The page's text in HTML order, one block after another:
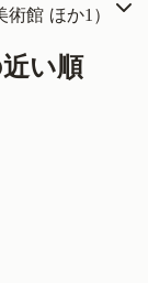
術館 ほか1 ）
い順